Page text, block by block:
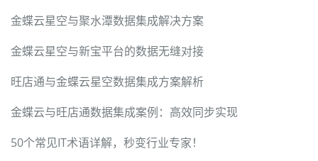
金蝶云星空与聚水潭数据集成解决方案
金蝶云星空与新宝平台的数据无缝对接
旺店通与金蝶云星空数据集成方案解析
金蝶云与旺店通数据集成案例：高效同步实现
50个常见IT术语详解，秒变行业专家！